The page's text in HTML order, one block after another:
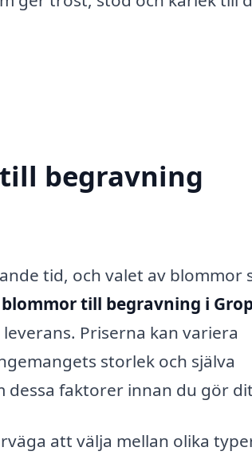
begravning
tid, och valet av blommor
blommor till begravning i
Priserna kan variera
storlek och själva
faktorer innan du gör
att välja mellan olika